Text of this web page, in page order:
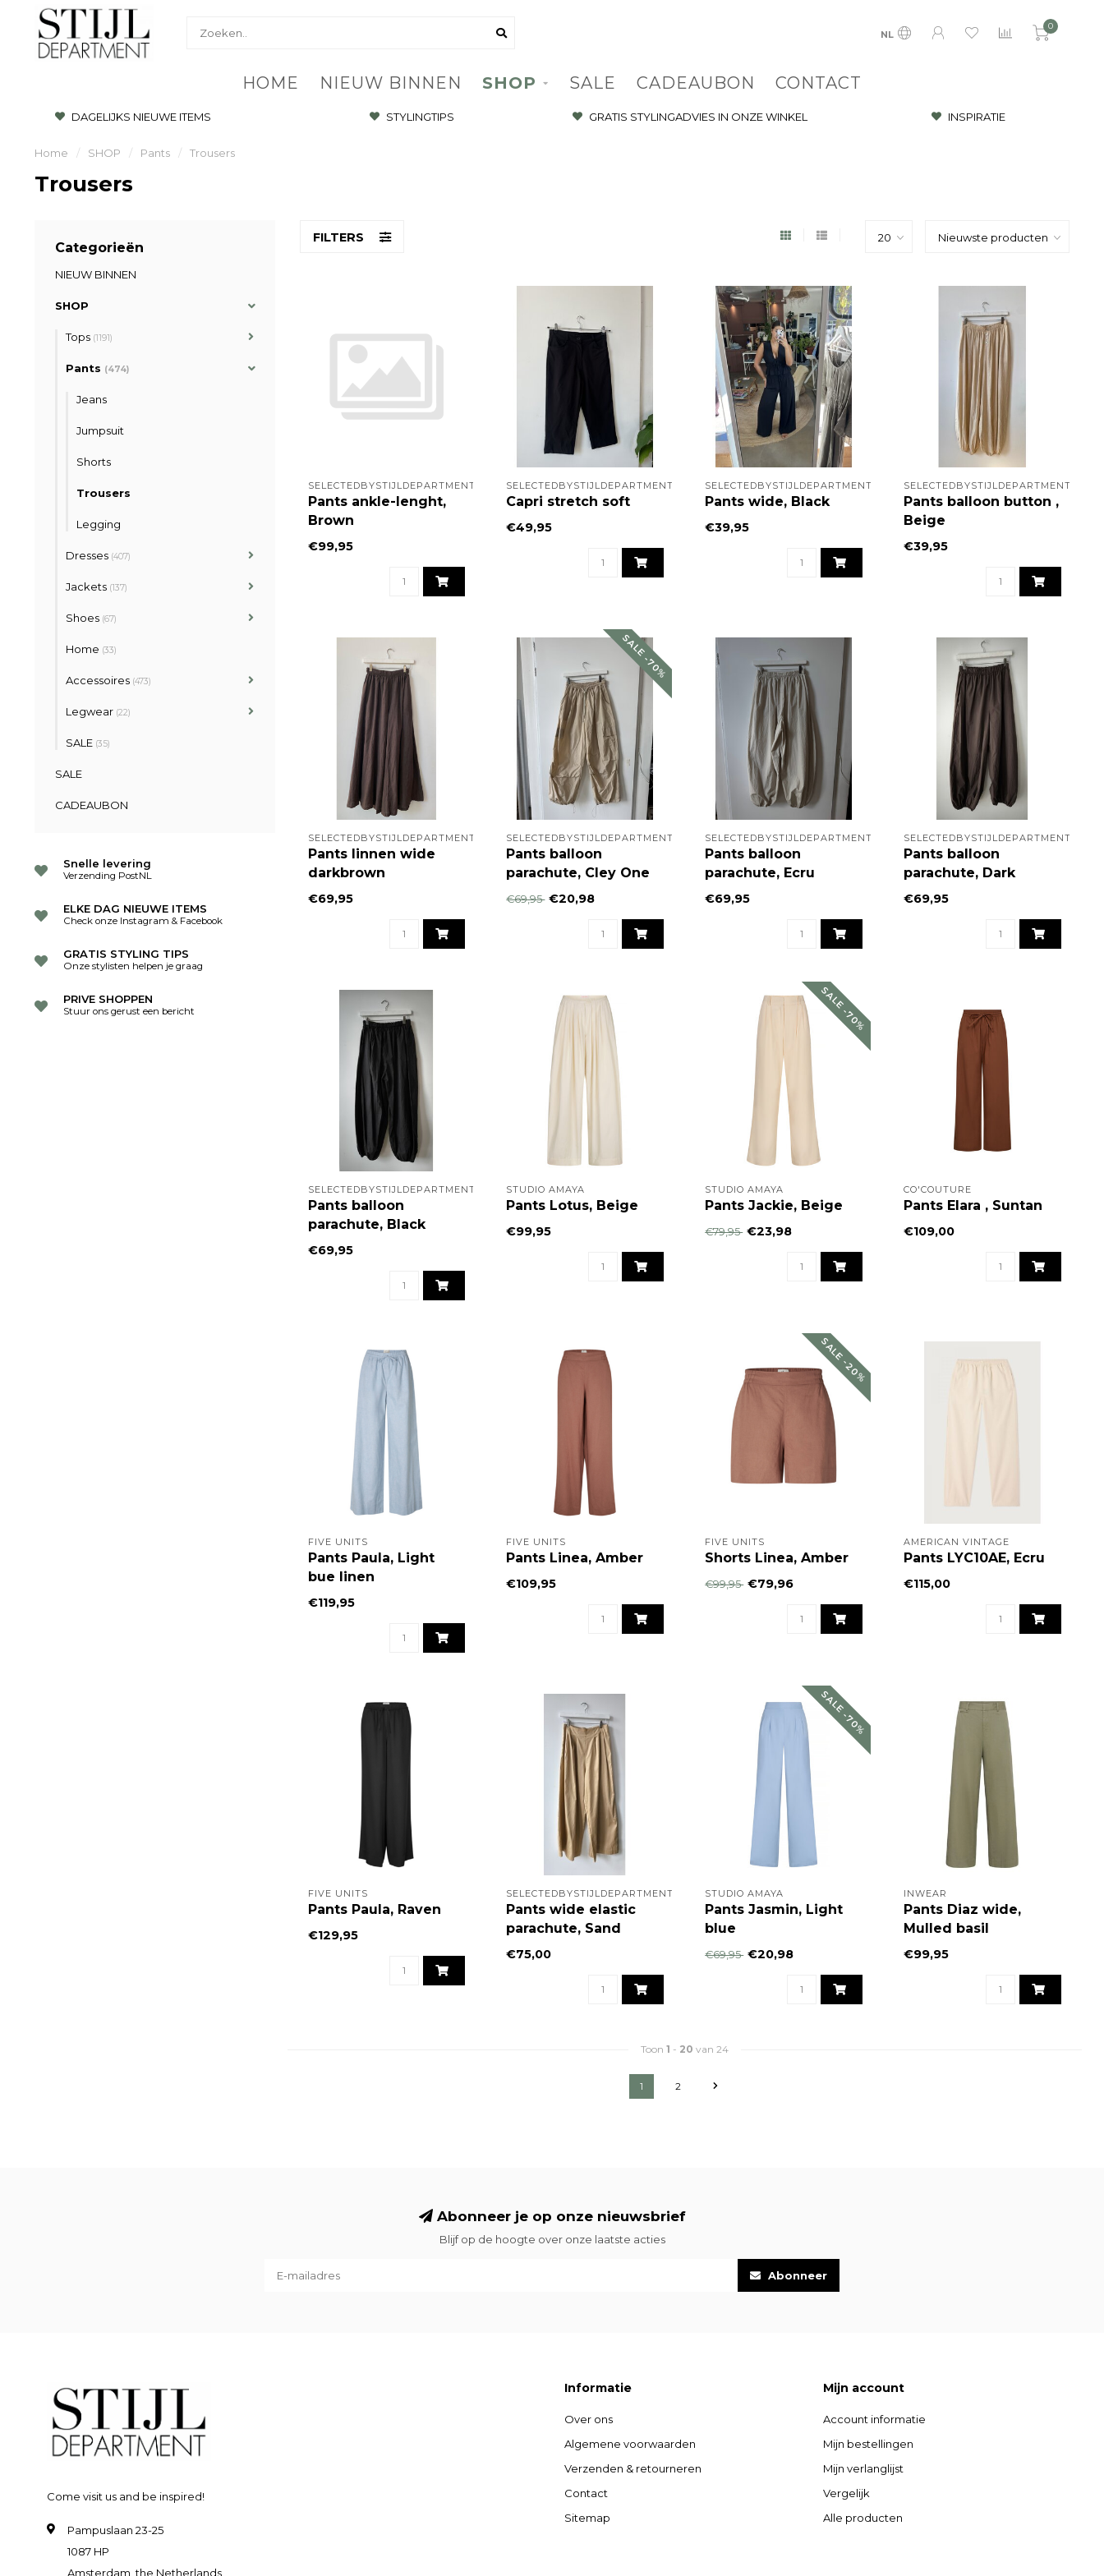
NL
0
HOME NIEUW BINNEN SHOP SALE CADEAUBON CONTACT
DAGELIJKS NIEUWE ITEMS STYLINGTIPS GRATIS STYLINGADVIES IN ONZE WINKEL INSPIRATIE
Home / SHOP / Pants / Trousers
Trousers
Categorieën
NIEUW BINNEN
SHOP
Tops (1191)
Pants (474)
Jeans
Jumpsuit
Shorts
Trousers
Legging
Dresses (407)
Jackets (137)
Shoes (67)
Home (33)
Accessoires (473)
Legwear (22)
SALE (35)
SALE
CADEAUBON
Snelle levering
Verzending PostNL
ELKE DAG NIEUWE ITEMS
Check onze Instagram & Facebook
GRATIS STYLING TIPS
Onze stylisten helpen je graag
PRIVE SHOPPEN
Stuur ons gerust een bericht
FILTERS
SELECTEDBYSTIJLDEPARTMENT
Pants ankle-lenght,
Brown
€99,95
SELECTEDBYSTIJLDEPARTMENT
Capri stretch soft
€49,95
SELECTEDBYSTIJLDEPARTMENT
Pants wide, Black
€39,95
SELECTEDBYSTIJLDEPARTMENT
Pants balloon button ,
Beige
€39,95
SELECTEDBYSTIJLDEPARTMENT
Pants linnen wide
darkbrown
€69,95
SALE -70%
SELECTEDBYSTIJLDEPARTMENT
Pants balloon
parachute, Cley One
€69,95 €20,98
SELECTEDBYSTIJLDEPARTMENT
Pants balloon
parachute, Ecru
€69,95
SELECTEDBYSTIJLDEPARTMENT
Pants balloon
parachute, Dark
brown
€69,95
SELECTEDBYSTIJLDEPARTMENT
Pants balloon
parachute, Black
€69,95
STUDIO AMAYA
Pants Lotus, Beige
€99,95
SALE -70%
STUDIO AMAYA
Pants Jackie, Beige
€79,95 €23,98
CO'COUTURE
Pants Elara , Suntan
€109,00
FIVE UNITS
Pants Paula, Light
bue linen
€119,95
FIVE UNITS
Pants Linea, Amber
€109,95
SALE -20%
FIVE UNITS
Shorts Linea, Amber
€99,95 €79,96
AMERICAN VINTAGE
Pants LYC10AE, Ecru
€115,00
FIVE UNITS
Pants Paula, Raven
€129,95
SELECTEDBYSTIJLDEPARTMENT
Pants wide elastic
parachute, Sand
€75,00
SALE -70%
STUDIO AMAYA
Pants Jasmin, Light
blue
€69,95 €20,98
INWEAR
Pants Diaz wide,
Mulled basil
€99,95
Toon 1 - 20 van 24
1 2
Abonneer je op onze nieuwsbrief
Blijf op de hoogte over onze laatste acties
Abonneer
Come visit us and be inspired!
Pampuslaan 23-25
1087 HP
Amsterdam, the Netherlands
Informatie
Over ons
Algemene voorwaarden
Verzenden & retourneren
Contact
Sitemap
Mijn account
Account informatie
Mijn bestellingen
Mijn verlanglijst
Vergelijk
Alle producten